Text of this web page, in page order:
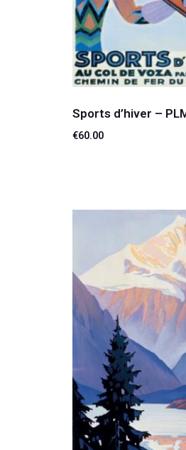
Sports d’hiver –
€60.00